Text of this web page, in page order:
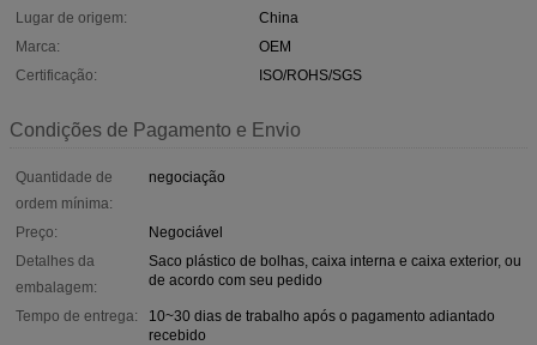
Lugar de origem:
China
Marca:
OEM
Certificação:
ISO/ROHS/SGS
Condições de Pagamento e Envio
Quantidade de
ordem mínima:
negociação
Preço:
Negociável
Detalhes da
embalagem:
Saco plástico de bolhas, caixa interna e caixa exterior, ou
de acordo com seu pedido
Tempo de entrega:
10~30 dias de trabalho após o pagamento adiantado
recebido